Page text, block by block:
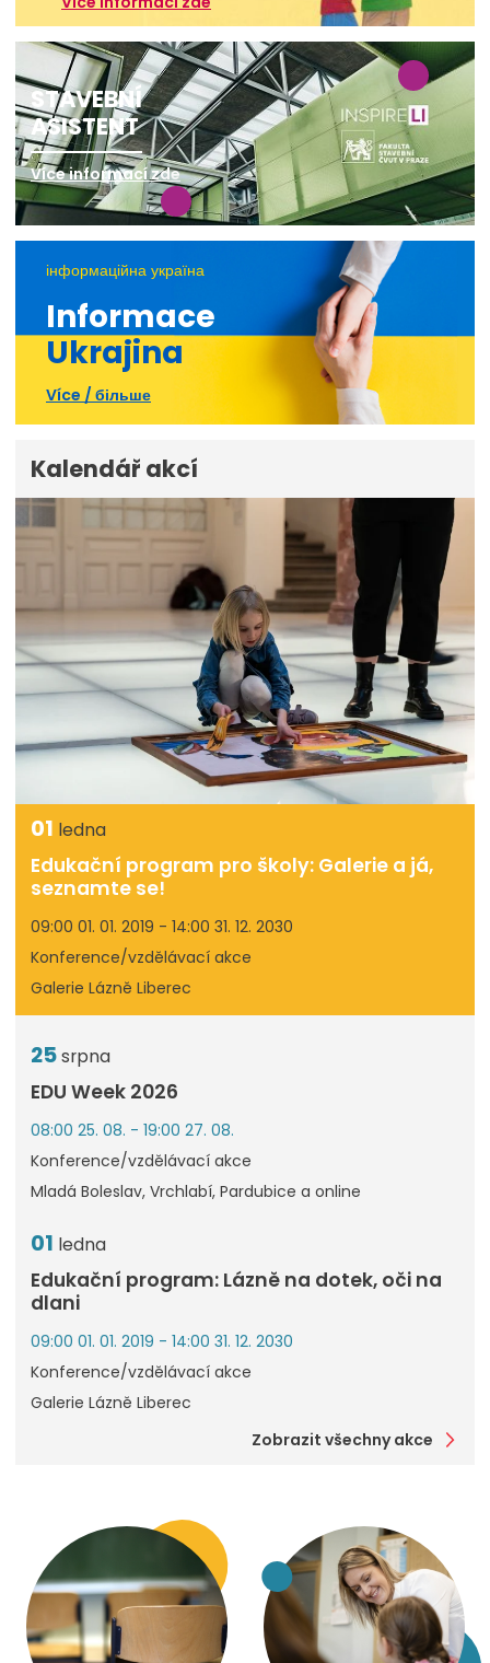
STAVEBNÍ
ASISTENT
Více informací zde
інформаційна україна
Informace
Ukrajina
Více / більше
Kalendář akcí
01 ledna
Edukační program pro školy: Galerie a já,
seznamte se!
09:00 01. 01. 2019 - 14:00 31. 12. 2030
Konference/vzdělávací akce
Galerie Lázně Liberec
25srpna
EDU Week 2026
08:00 25. 08. - 19:00 27. 08.
Konference/vzdělávací akce
Mladá Boleslav, Vrchlabí, Pardubice a online
01 ledna
Edukační program: Lázně na dotek, oči na
dlani
09:00 01. 01. 2019 - 14:00 31. 12. 2030
Konference/vzdělávací akce
Galerie Lázně Liberec
Zobrazit všechny akce